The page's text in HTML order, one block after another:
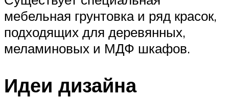
мебельная грунтовка и ряд красок,
подходящих для деревянных,
меламиновых и МДФ шкафов.
Идеи дизайна